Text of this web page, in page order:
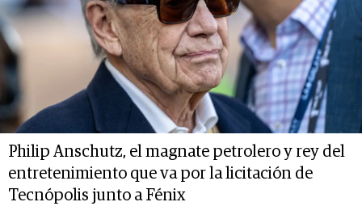
Philip Anschutz, el magnate petrolero y rey del
entretenimiento que va por la licitación de
Tecnópolis junto a Fénix